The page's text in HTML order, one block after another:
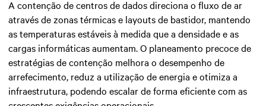
A contenção de centros de dados direciona o fluxo de ar
através de zonas térmicas e layouts de bastidor, mantendo
as temperaturas estáveis à medida que a densidade e as
cargas informáticas aumentam. O planeamento precoce de
estratégias de contenção melhora o desempenho de
arrefecimento, reduz a utilização de energia e otimiza a
infraestrutura, podendo escalar de forma eficiente com as